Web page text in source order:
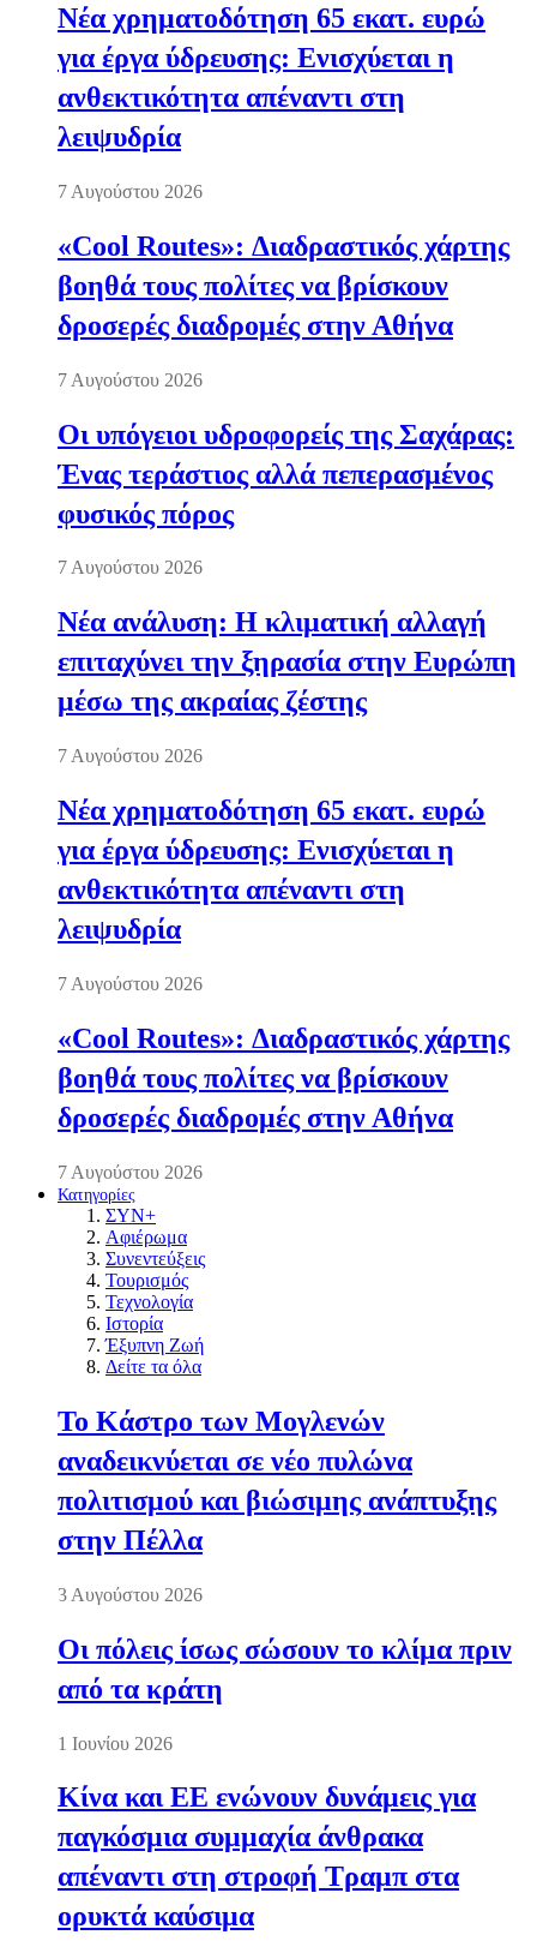
Νέα χρηματοδότηση 65 εκατ. ευρώ
για έργα ύδρευσης: Ενισχύεται η
ανθεκτικότητα απέναντι στη
λειψυδρία
7 Αυγούστου 2026
«Cool Routes»: Διαδραστικός χάρτης
βοηθά τους πολίτες να βρίσκουν
δροσερές διαδρομές στην Αθήνα
7 Αυγούστου 2026
Οι υπόγειοι υδροφορείς της Σαχάρας:
Ένας τεράστιος αλλά πεπερασμένος
φυσικός πόρος
7 Αυγούστου 2026
Νέα ανάλυση: Η κλιματική αλλαγή
επιταχύνει την ξηρασία στην Ευρώπη
μέσω της ακραίας ζέστης
7 Αυγούστου 2026
Νέα χρηματοδότηση 65 εκατ. ευρώ
για έργα ύδρευσης: Ενισχύεται η
ανθεκτικότητα απέναντι στη
λειψυδρία
7 Αυγούστου 2026
«Cool Routes»: Διαδραστικός χάρτης
βοηθά τους πολίτες να βρίσκουν
δροσερές διαδρομές στην Αθήνα
7 Αυγούστου 2026
Κατηγορίες
ΣΥΝ+
Αφιέρωμα
Συνεντεύξεις
Τουρισμός
Τεχνολογία
Ιστορία
Έξυπνη Ζωή
Δείτε τα όλα
Το Κάστρο των Μογλενών
αναδεικνύεται σε νέο πυλώνα
πολιτισμού και βιώσιμης ανάπτυξης
στην Πέλλα
3 Αυγούστου 2026
Οι πόλεις ίσως σώσουν το κλίμα πριν
από τα κράτη
1 Ιουνίου 2026
Κίνα και ΕΕ ενώνουν δυνάμεις για
παγκόσμια συμμαχία άνθρακα
απέναντι στη στροφή Τραμπ στα
ορυκτά καύσιμα